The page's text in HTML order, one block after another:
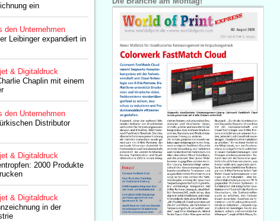
ein
den Unternehmen
Leibinger expandiert in
& Digitaldruck
Chaplin mit einem
den Unternehmen
Distributor
& Digitaldruck
2000 Produkte
& Digitaldruck
in der